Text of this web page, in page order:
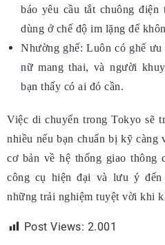
báo yêu cầu tắt chuông
dùng ở chế độ im lặng để
Nhường ghế:Luôn có ghế
nữ mang thai, và người
bạn thấy có ai đó cần.
Việc di chuyển trong Tokyo sẽ
nhiều nếu bạn chuẩn bị kỹ càng
cơ bản về hệ thống giao thông
công cụ hiện đại và lưu ý
những trải nghiệm tuyệt vời khi
Post Views: 2.001